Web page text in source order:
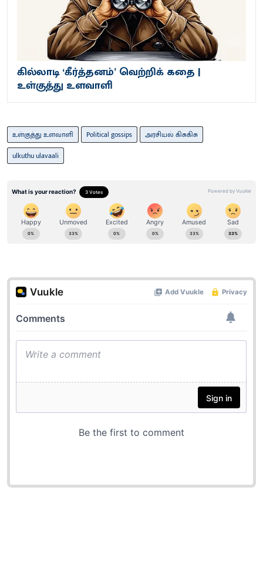
கில்லாடி ‘கீர்த்தனம்’ வெற்றிக் கதை |
உள்குத்து உளவாளி
உள்குத்து உளவாளி Political gossips
அரசியல் கிசுகிசு
ulkuthu ulavaali